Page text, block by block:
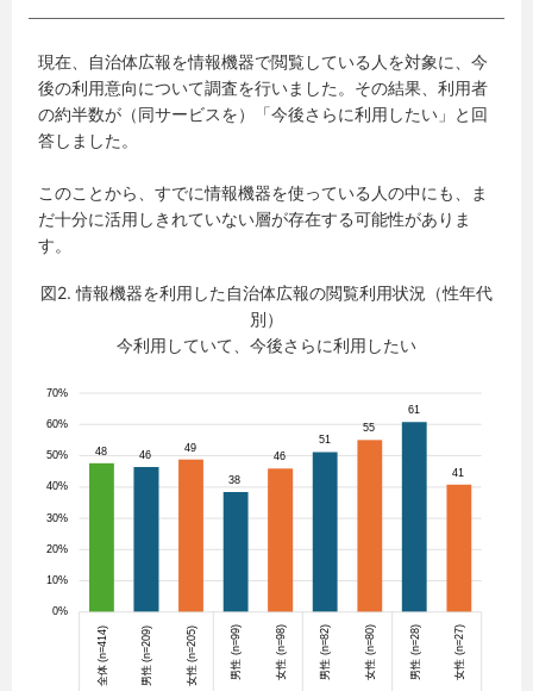
現在、自治体広報を情報機器で閲覧している人を対象に、今
後の利用意向について調査を行いました。その結果、利用者
の約半数が（同サービスを）「今後さらに利用したい」と回
答しました。
このことから、すでに情報機器を使っている人の中にも、ま
だ十分に活用しきれていない層が存在する可能性がありま
す。
図2. 情報機器を利用した自治体広報の閲覧利用状況（性年代
別）
今利用していて、今後さらに利用したい